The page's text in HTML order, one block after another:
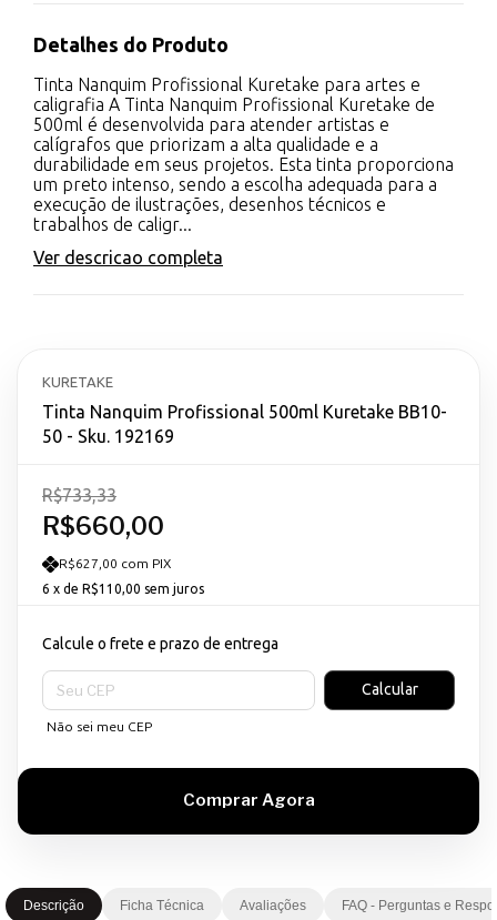
Detalhes do Produto
Tinta Nanquim Profissional Kuretake para artes e
caligrafia A Tinta Nanquim Profissional Kuretake de
500ml é desenvolvida para atender artistas e
calígrafos que priorizam a alta qualidade e a
durabilidade em seus projetos. Esta tinta proporciona
um preto intenso, sendo a escolha adequada para a
execução de ilustrações, desenhos técnicos e
trabalhos de caligr...
Ver descricao completa
KURETAKE
Tinta Nanquim Profissional 500ml Kuretake BB10-
50 - Sku. 192169
R$660,00
R$733,33
R$627,00 com PIX
6 x de R$110,00 sem juros
Calcule o frete e prazo de entrega
Entregas para o CEP:
Calcular
Não sei meu CEP
Descrição Ficha Técnica Avaliações FAQ - Perguntas e